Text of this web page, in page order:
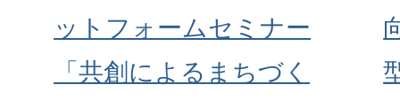
ットフォームセミナー
「共創によるまちづく